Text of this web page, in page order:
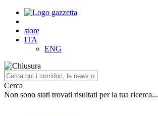
store
ITA
ENG
Cerca
Non sono stati trovati risultati per la tua ricerca...